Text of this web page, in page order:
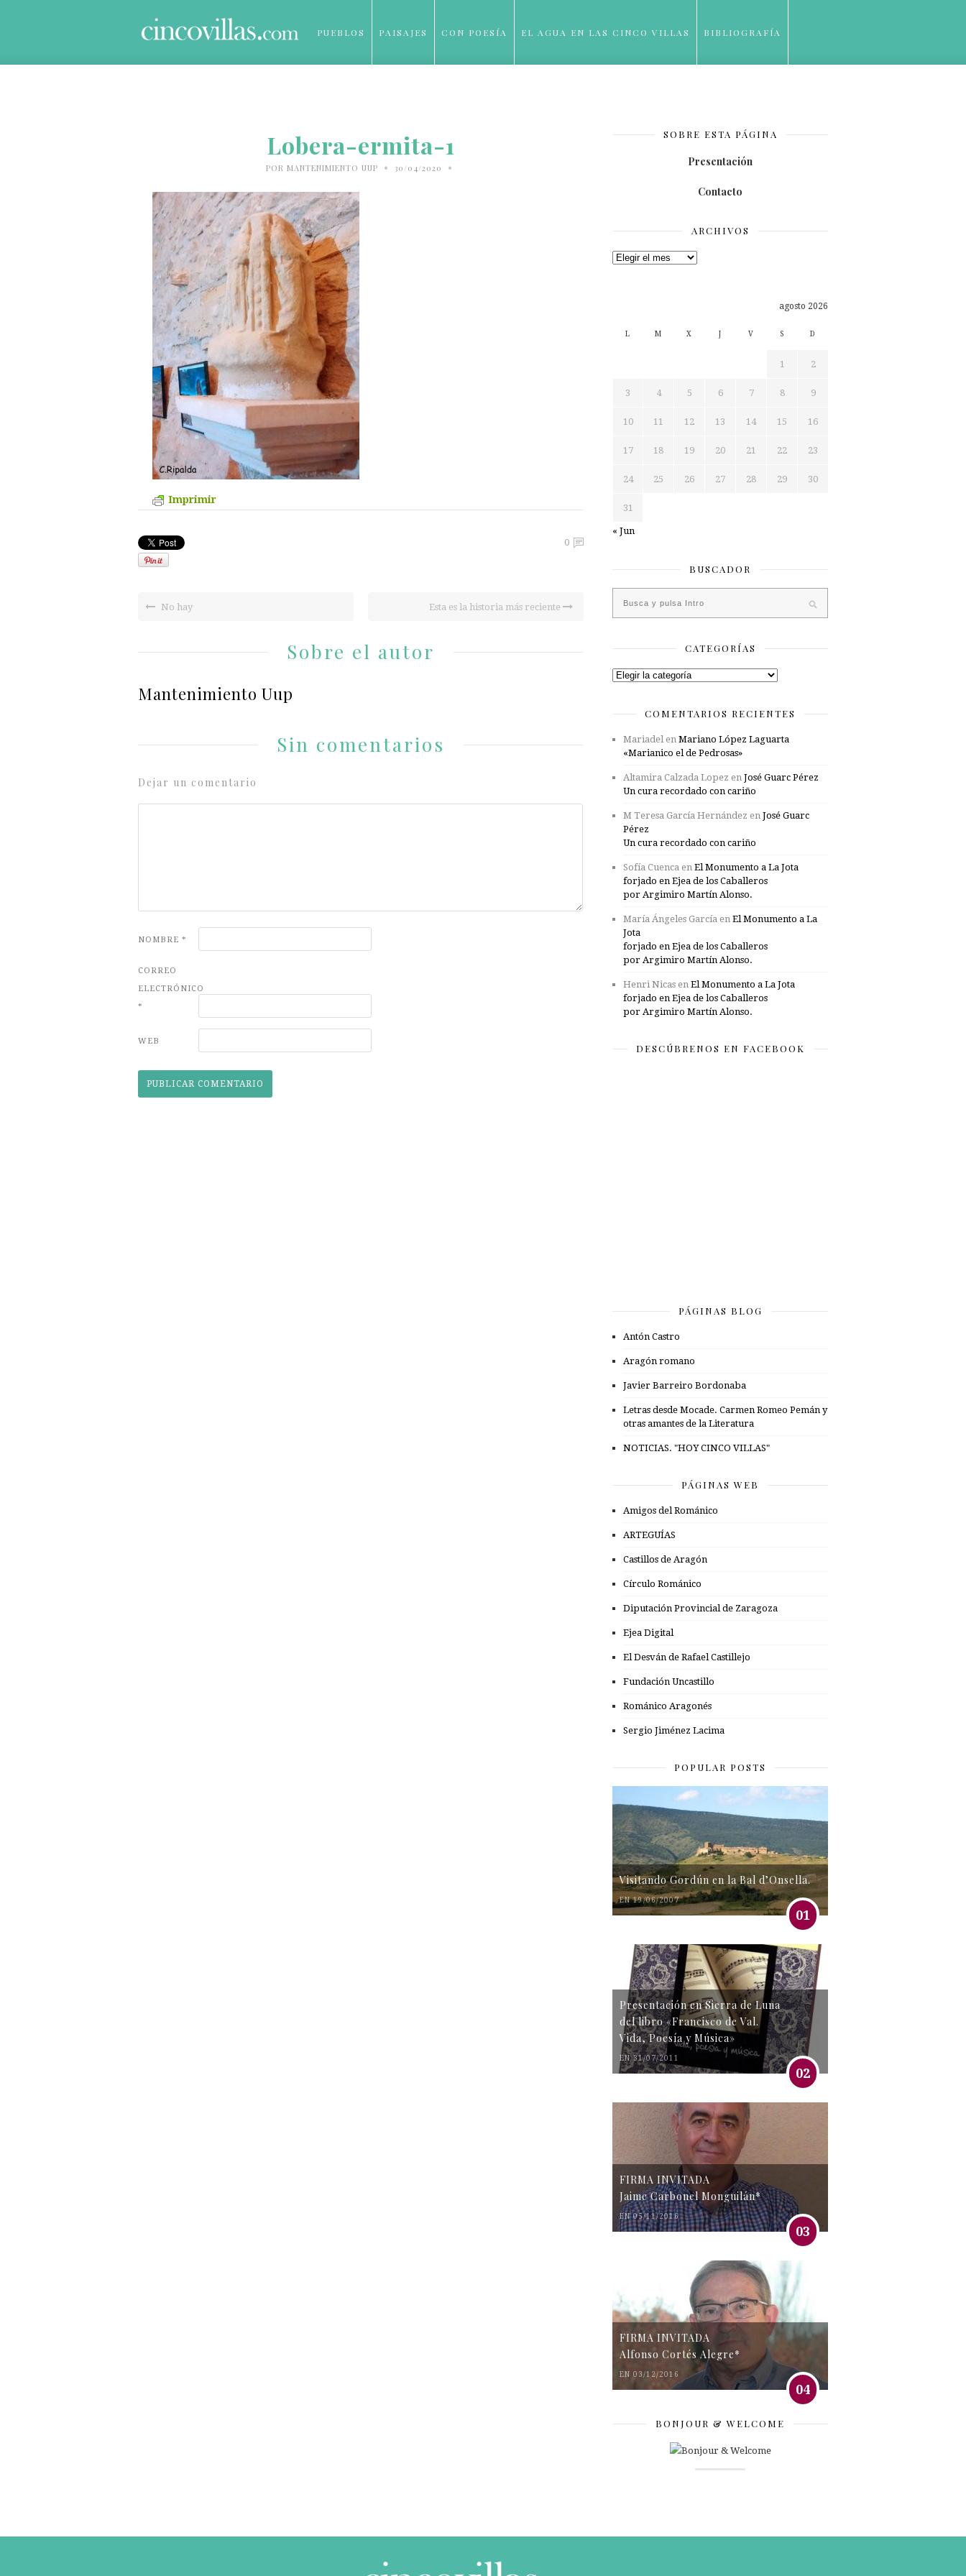
PUEBLOS PAISAJES CON POESÍA EL AGUA EN LAS CINCO VILLAS BIBLIOGRAFÍA
Lobera-ermita-1
POR MANTENIMIENTO UUP • 30/04/2020 •
Imprimir
0
No hay Esta es la historia más reciente
Sobre el autor
Mantenimiento Uup
Sin comentarios
Dejar un comentario
NOMBRE *
CORREO
ELECTRÓNICO
*
WEB
SOBRE ESTA PÁGINA
Presentación
Contacto
ARCHIVOS
Archivos
agosto 2026
L M X J V S D
1 2
3 4 5 6 7 8 9
10 11 12 13 14 15 16
17 18 19 20 21 22 23
24 25 26 27 28 29 30
31
« Jun
BUSCADOR
CATEGORÍAS
Categorías
COMENTARIOS RECIENTES
Mariadelen Mariano López Laguarta
«Marianico el de Pedrosas»
Altamira Calzada Lopez en José Guarc Pérez
Un cura recordado con cariño
M Teresa García Hernández en José Guarc
Pérez
Un cura recordado con cariño
Sofía Cuenca en El Monumento a La Jota
forjado en Ejea de los Caballeros
por Argimiro Martín Alonso.
María Ángeles García en El Monumento a La
Jota
forjado en Ejea de los Caballeros
por Argimiro Martín Alonso.
Henri Nicas en El Monumento a La Jota
forjado en Ejea de los Caballeros
por Argimiro Martín Alonso.
DESCÚBRENOS EN FACEBOOK
PÁGINAS BLOG
Antón Castro
Aragón romano
Javier Barreiro Bordonaba
Letras desde Mocade. Carmen Romeo Pemán y
otras amantes de la Literatura
NOTICIAS. "HOY CINCO VILLAS"
PÁGINAS WEB
Amigos del Románico
ARTEGUÍAS
Castillos de Aragón
Círculo Románico
Diputación Provincial de Zaragoza
Ejea Digital
El Desván de Rafael Castillejo
Fundación Uncastillo
Románico Aragonés
Sergio Jiménez Lacima
POPULAR POSTS
Visitando Gordún en la Bal d’Onsella.
EN 19/06/2007
01
Presentación en Sierra de Luna
del libro «Francisco de Val.
Vida, Poesía y Música»
EN 31/07/2011
02
FIRMA INVITADA
Jaime Carbonel Monguilán*
EN 05/11/2016
03
FIRMA INVITADA
Alfonso Cortés Alegre*
EN 03/12/2016
04
BONJOUR & WELCOME